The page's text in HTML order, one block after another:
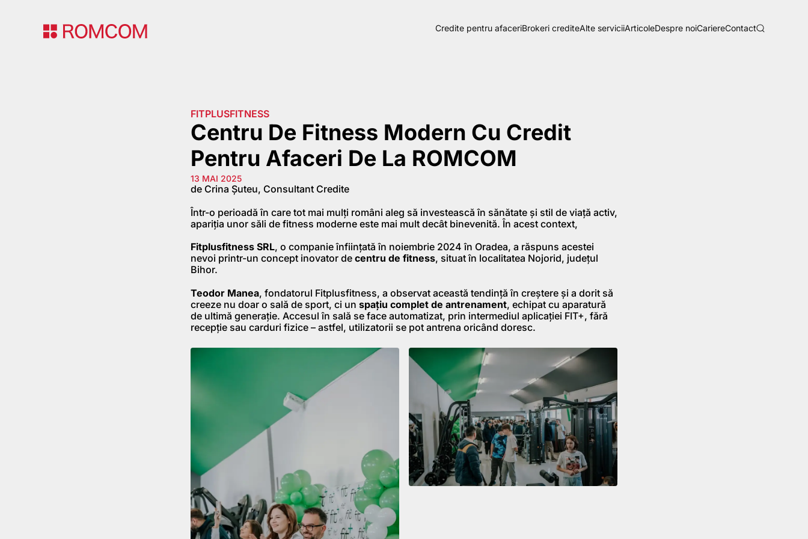
Credite pentru afaceriBrokeri crediteAlte serviciiArticoleDespre noiCariereContact
FITPLUSFITNESS
Centru De Fitness Modern Cu Credit
Pentru Afaceri De La ROMCOM
13 MAI 2025
de Crina Șuteu, Consultant Credite
Într-o perioadă în care tot mai mulți români aleg să investească în sănătate și stil de viață activ,
apariția unor săli de fitness moderne este mai mult decât binevenită. În acest context,
Fitplusfitness SRL, o companie înființată în noiembrie 2024 în Oradea, a răspuns acestei
nevoi printr-un concept inovator de centru de fitness, situat în localitatea Nojorid, județul
Bihor.
Teodor Manea, fondatorul Fitplusfitness, a observat această tendință în creștere și a dorit să
creeze nu doar o sală de sport, ci un spațiu complet de antrenament, echipat cu aparatură
de ultimă generație. Accesul în sală se face automatizat, prin intermediul aplicației FIT+, fără
recepție sau carduri fizice – astfel, utilizatorii se pot antrena oricând doresc.